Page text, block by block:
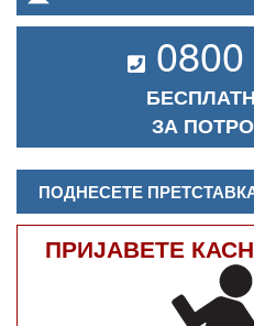
ЗА
ПОДНЕСЕТЕ
ПРИЈАВЕТЕ